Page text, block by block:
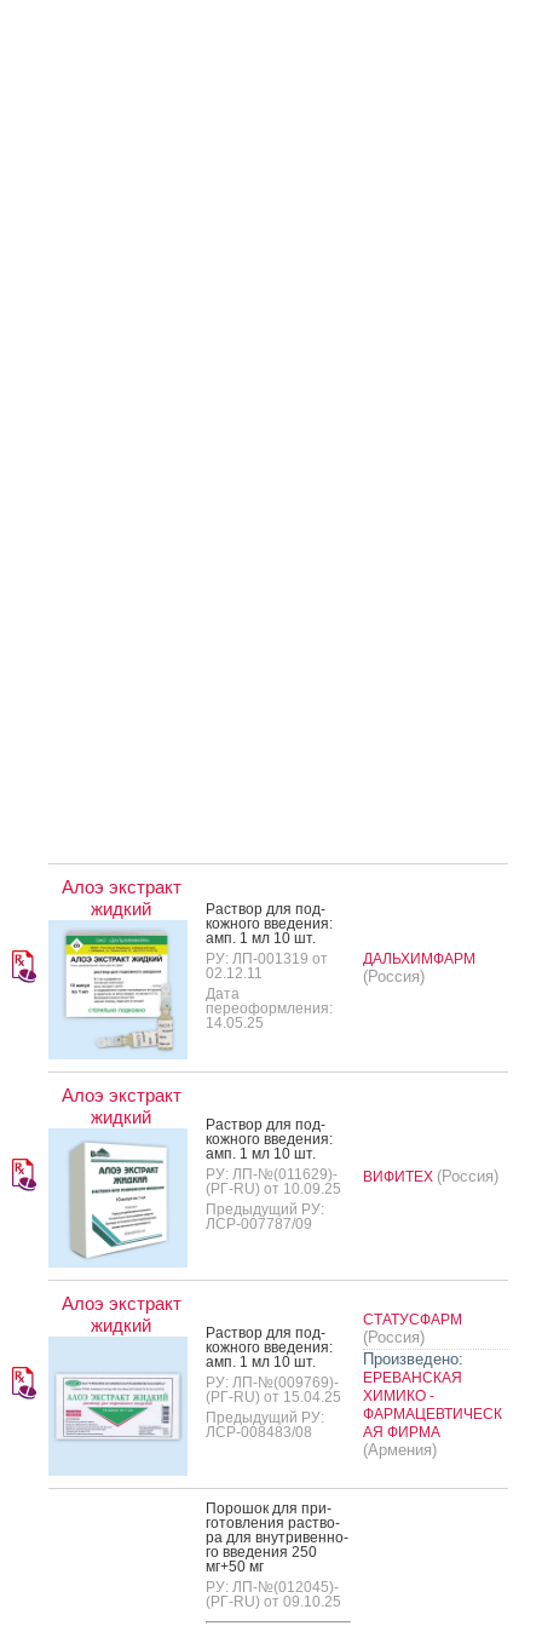
Алоэ экстракт
жидкий
Рас­твор для под­
кожно­го вве­дения:
амп. 1 мл 10 шт.
РУ: ЛП-001319 от
02.12.11
Дата
переоформления:
14.05.25
ДАЛЬХИМФАРМ
(Россия)
Алоэ экстракт
жидкий
Рас­твор для под­
кожно­го вве­дения:
амп. 1 мл 10 шт.
РУ: ЛП-№(011629)-
(РГ-RU) от 10.09.25
Предыдущий РУ:
ЛСР-007787/09
ВИФИТЕХ (Россия)
Алоэ экстракт
жидкий
Рас­твор для под­
кожно­го вве­дения:
амп. 1 мл 10 шт.
РУ: ЛП-№(009769)-
(РГ-RU) от 15.04.25
Предыдущий РУ:
ЛСР-008483/08
СТАТУСФАРМ
(Россия)
Произведено:
ЕРЕВАНСКАЯ
ХИМИКО -
ФАРМАЦЕВТИЧЕСК
АЯ ФИРМА
(Армения)
По­рошок для при­
готов­ле­ния рас­тво­
ра для внут­ри­вен­но­
го вве­дения 250
мг+50 мг
РУ: ЛП-№(012045)-
(РГ-RU) от 09.10.25